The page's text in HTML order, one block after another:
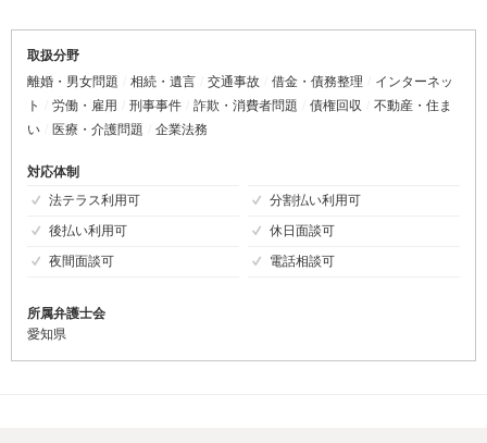
取扱分野
離婚・男女問題
相続・遺言 交通事故 借金・債務整理
インターネッ
ト
労働・雇用 刑事事件 詐欺・消費者問題 債権回収
不動産・住ま
い
医療・介護問題 企業法務
対応体制
法テラス利用可
分割払い利用可
後払い利用可
休日面談可
夜間面談可
電話相談可
所属弁護士会
愛知県